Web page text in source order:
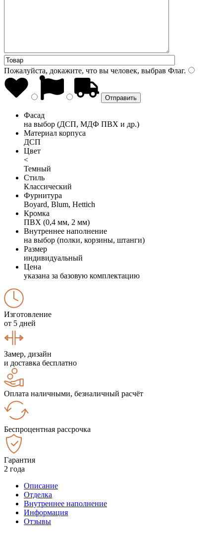
Пожалуйста, докажите, что вы человек, выбрав Флаг.
Фасад
на выбор (ДСП, МДФ ПВХ и др.)
Материал корпуса
ДСП
Цвет
<
Темный
Стиль
Классический
Фурнитура
Boyard, Blum, Hettich
Кромка
ПВХ (0,4 мм, 2 мм)
Внутреннее наполнение
на выбор (полки, корзины, штанги)
Размер
индивидуальный
Цена
указана за базовую комплектацию
Изготовление
от 5 дней
Замер, дизайн
и доставка бесплатно
Оплата наличными, безналичный расчёт
Беспроцентная рассрочка
Гарантия
2 года
Описание
Отделка
Внутреннее наполнение
Информация
Отзывы